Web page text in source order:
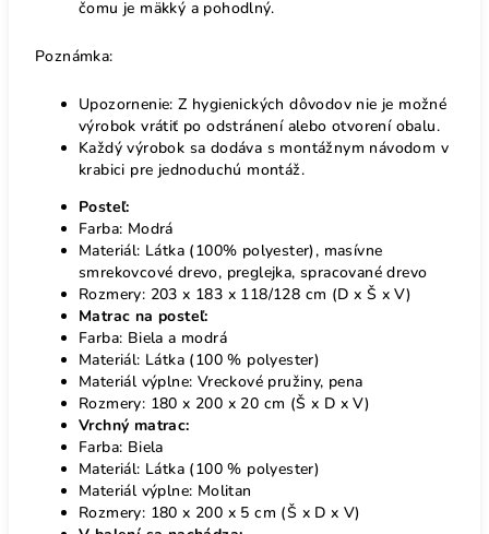
čomu je mäkký a pohodlný.
Poznámka:
Upozornenie: Z hygienických dôvodov nie je možné
výrobok vrátiť po odstránení alebo otvorení obalu.
Každý výrobok sa dodáva s montážnym návodom v
krabici pre jednoduchú montáž.
Posteľ:
Farba: Modrá
Materiál: Látka (100% polyester), masívne
smrekovcové drevo, preglejka, spracované drevo
Rozmery: 203 x 183 x 118/128 cm (D x Š x V)
Matrac na posteľ:
Farba: Biela a modrá
Materiál: Látka (100 % polyester)
Materiál výplne: Vreckové pružiny, pena
Rozmery: 180 x 200 x 20 cm (Š x D x V)
Vrchný matrac:
Farba: Biela
Materiál: Látka (100 % polyester)
Materiál výplne: Molitan
Rozmery: 180 x 200 x 5 cm (Š x D x V)